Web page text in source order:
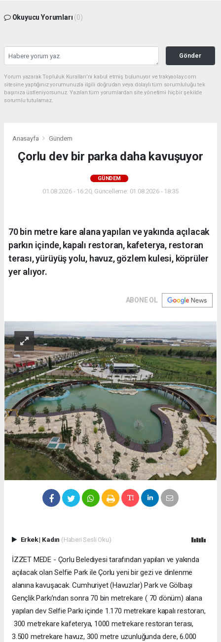
Okuyucu Yorumları (0)
Gönder
Yorum yazarak Topluluk Kuralları’nı kabul etmiş bulunuyor ve trakyaolay.com
sitesine yaptığınız yorumunuzla ilgili doğrudan veya dolaylı tüm sorumluluğu tek
başınıza üstleniyorsunuz. Yazılan tüm yorumlardan site yönetimi hiçbir şekilde
sorumlu tutulamaz.
Anasayfa Gündem
Çorlu dev bir parka daha kavuşuyor
GÜNDEM
01.08.2026 - 16:20, Güncelleme: 01.08.2026 - 18:35
70 bin metre kare alana yapılan ve yakında açılacak
parkın içinde, kapalı restoran, kafeterya, restoran
terası, yürüyüş yolu, havuz, gözlem kulesi, köprüler
yer alıyor.
ABONE OL
Erkek| Kadın (Haberi Sesli Oku)
İZZET MEDE - Çorlu Belediyesi tarafından yapılan ve yakında
açılacak olan Selfie Park ile Çorlu yeni bir gezi ve dinlenme
alanına kavuşacak. Cumhuriyet (Havuzlar) Park ve Gölbaşı
Gençlik Parkı’ndan sonra 70 bin metrekare ( 70 dönüm) alana
yapılan dev Selfie Parkı içinde 1.170 metrekare kapalı restoran,
300 metrekare kafeterya, 1000 metrekare restoran terası,
3.500 metrekare havuz, 300 metre uzunluğunda dere, 6.000